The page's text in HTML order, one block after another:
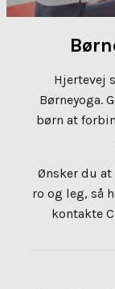
Hjertevej
Børneyoga.
børn at
Ønsker du
ro og leg, så
kontakte